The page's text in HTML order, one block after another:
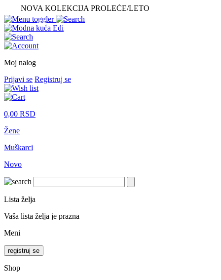
NOVA KOLEKCIJA PROLEĆE/LETO
Moj nalog
Prijavi se Registruj se
0,00 RSD
Žene
Muškarci
Novo
Lista želja
Vaša lista želja je prazna
Meni
registruj se
Shop